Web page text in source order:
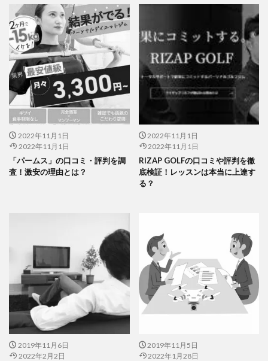
2022年11月1日
2022年11月1日
「パームス」の口コミ・評判を調
査！激安の理由とは？
2022年11月1日
2022年11月1日
RIZAP GOLFの口コミや評判を徹
底検証！レッスンは本当に上達す
る？
2019年11月6日
2022年2月2日
2019年11月5日
2022年1月28日